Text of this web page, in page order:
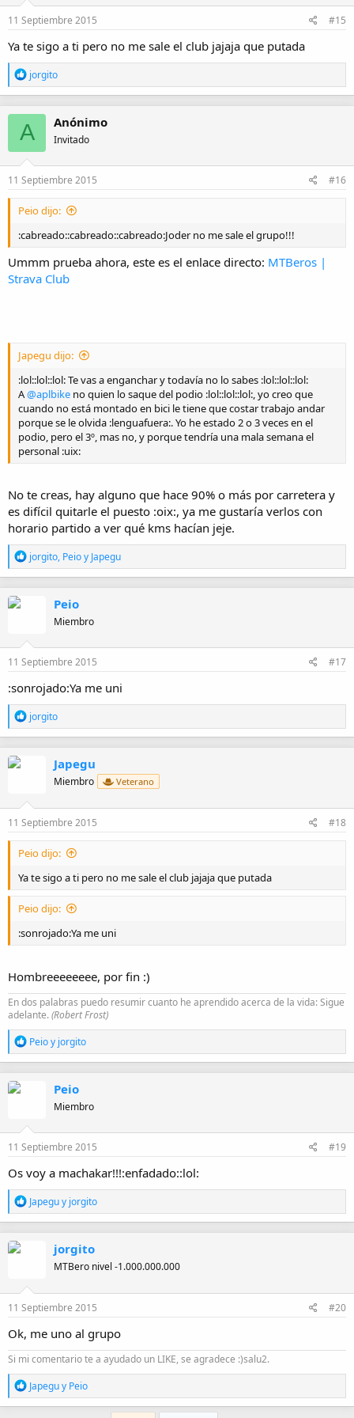
s
11 Septiembre 2015 #15
Ya te sigo a ti pero no me sale el club jajaja que putada
R
e
a
c
c
i
o
n
s
jorgito
A Anónimo
Invitado
11 Septiembre 2015 #16
Peio dijo:
:cabreado::cabreado::cabreado:Joder no me sale el grupo!!!
Ummm prueba ahora, este es el enlace directo: MTBeros |
Strava Club
Japegu dijo:
:lol::lol::lol: Te vas a enganchar y todavía no lo sabes :lol::lol::lol:
A@aplbike no quien lo saque del podio :lol::lol::lol:, yo creo que
cuando no está montado en bici le tiene que costar trabajo andar
porque se le olvida :lenguafuera:. Yo he estado 2 o 3 veces en el
podio, pero el 3º, mas no, y porque tendría una mala semana el
personal :uix:
No te creas, hay alguno que hace 90% o más por carretera y
es difícil quitarle el puesto :oix:, ya me gustaría verlos con
horario partido a ver qué kms hacían jeje.
R
e
a
n
s
jorgito, Peioy Japegu
Peio
Miembro
11 Septiembre 2015 #17
:sonrojado:Ya me uni
R
e
a
n
s
jorgito
Japegu
Miembro Veterano
11 Septiembre 2015 #18
Peio dijo:
Ya te sigo a ti pero no me sale el club jajaja que putada
Peio dijo:
:sonrojado:Ya me uni
Hombreeeeeeee, por fin :)
En dos palabras puedo resumir cuanto he aprendido acerca de la vida: Sigue
adelante.(Robert Frost)
R
e
a
n
s
Peioy jorgito
Peio
Miembro
11 Septiembre 2015 #19
Os voy a machakar!!!:enfadado::lol:
R
e
a
n
s
Japeguy jorgito
jorgito
MTBero nivel -1.000.000.000
11 Septiembre 2015 #20
Ok, me uno al grupo
Si mi comentario te a ayudado un LIKE, se agradece :)salu2.
R
e
a
Japeguy Peio